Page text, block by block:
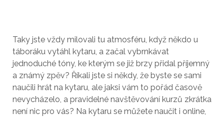
Taky jste vždy milovali tu atmosféru, když někdo u
táboráku vytáhl kytaru, a začal vybrnkávat
jednoduché tóny, ke kterým se již brzy přidal příjemný
a známý zpěv? Říkali jste si někdy, že byste se sami
naučili hrát na kytaru, ale jaksi vám to pořád časově
nevycházelo, a pravidelné navštěvování kurzů zkrátka
není nic pro vás? Na kytaru se můžete naučit i online,